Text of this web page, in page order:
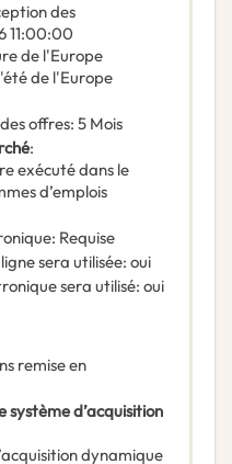
des
11:00:00
de l'Europe
de l'Europe
offres: 5 Mois
:
exécuté dans le
d’emplois
: Requise
sera utilisée: oui
sera utilisé: oui
remise en
système d’acquisition
dynamique